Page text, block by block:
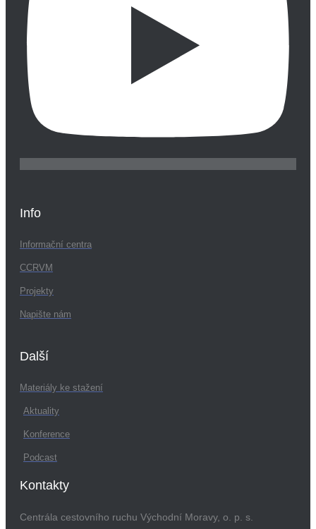
Info
Informační centra
CCRVM
Projekty
Napište nám
Další
Materiály ke stažení
Aktuality
Konference
Podcast
Kontakty
Centrála cestovního ruchu Východní Moravy, o. p. s.